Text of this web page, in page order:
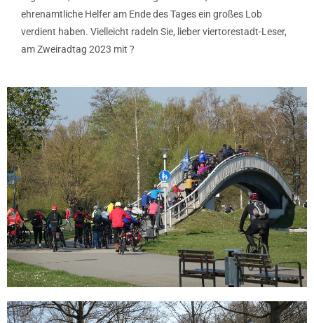
ehrenamtliche Helfer am Ende des Tages ein großes Lob
verdient haben. Vielleicht radeln Sie, lieber viertorestadt-Leser,
am Zweiradtag 2023 mit ?